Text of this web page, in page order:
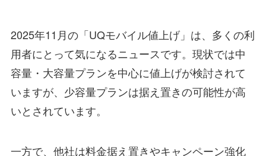
2025年11月の「UQモバイル値上げ」は、多くの利
用者にとって気になるニュースです。現状では中
容量・大容量プランを中心に値上げが検討されて
いますが、少容量プランは据え置きの可能性が高
いとされています。
一方で、他社は料金据え置きやキャンペーン強化